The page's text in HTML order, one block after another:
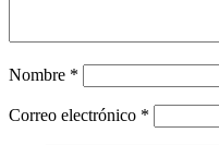
Nombre *
Correo electrónico *